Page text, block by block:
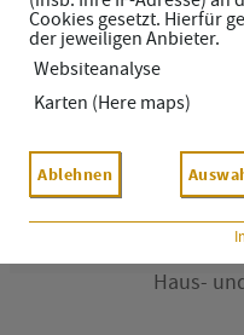
Cookies gesetzt. Hierfür
der jeweiligen Anbieter.
Websiteanalyse
Karten (Here maps)
Ablehnen
Diabetes-
Homöopathische
Pari Service
Sportler
Haus-